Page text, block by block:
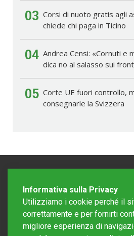
03 Corsi di nuoto gratis agli
chiede chi paga in Ticino
04 Andrea Censi: «Cornuti e
dica no al salasso sui
05 Corte UE fuori controllo,
consegnarle la Svizzera
Informativa sulla Privacy
Utilizziamo i cookie perché il
correttamente e per fornirti
migliore esperienza di